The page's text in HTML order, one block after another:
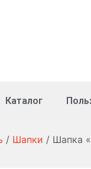
Каталог
/ Шапки / Шапка